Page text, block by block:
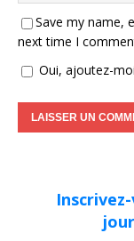
Save my name,
next time I
Oui, ajoutez-